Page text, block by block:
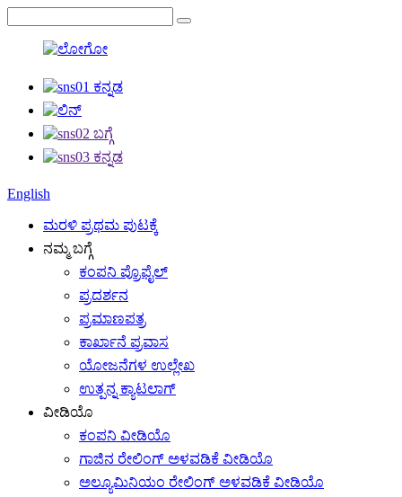
English
ಮರಳಿ ಪ್ರಥಮ ಪುಟಕ್ಕೆ
ನಮ್ಮ ಬಗ್ಗೆ
ಕಂಪನಿ ಪ್ರೊಫೈಲ್
ಪ್ರದರ್ಶನ
ಪ್ರಮಾಣಪತ್ರ
ಕಾರ್ಖಾನೆ ಪ್ರವಾಸ
ಯೋಜನೆಗಳ ಉಲ್ಲೇಖ
ಉತ್ಪನ್ನ ಕ್ಯಾಟಲಾಗ್
ವೀಡಿಯೊ
ಕಂಪನಿ ವೀಡಿಯೊ
ಗಾಜಿನ ರೇಲಿಂಗ್ ಅಳವಡಿಕೆ ವೀಡಿಯೊ
ಅಲ್ಯೂಮಿನಿಯಂ ರೇಲಿಂಗ್ ಅಳವಡಿಕೆ ವೀಡಿಯೊ